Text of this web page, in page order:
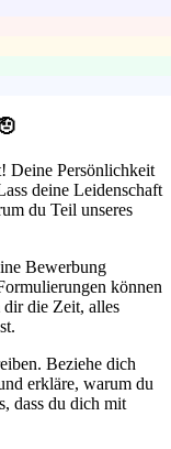
Deine Persönlichkeit
deine Leidenschaft
du Teil unseres
Bewerbung
können
die Zeit, alles
Beziehe dich
erkläre, warum du
dass du dich mit